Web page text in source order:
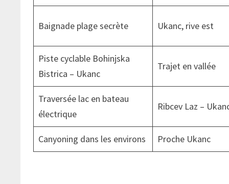
Baignade plage secrète Ukanc, rive est
Piste cyclable Bohinjska
Bistrica – Ukanc
Trajet en vallée
Traversée lac en bateau
électrique
Ribcev Laz –
Canyoning dans les environs Proche Ukanc